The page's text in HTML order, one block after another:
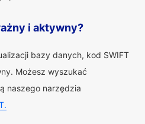
i aktywny?
bazy danych, kod SWIFT
Możesz wyszukać
naszego narzędzia